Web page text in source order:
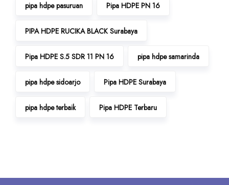
pipa hdpe pasuruan Pipa HDPE PN 16
PIPA HDPE RUCIKA BLACK Surabaya
Pipa HDPE S.5 SDR 11 PN 16 pipa hdpe samarinda
pipa hdpe sidoarjo Pipa HDPE Surabaya
pipa hdpe terbaik Pipa HDPE Terbaru